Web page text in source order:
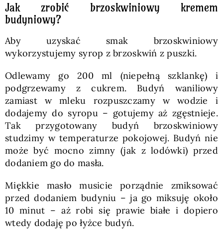
Jak zrobić brzoskwiniowy kremem
budyniowy?
Aby uzyskać smak brzoskwiniowy
wykorzystujemy syrop z brzoskwiń z puszki.
Odlewamy go 200 ml (niepełną szklankę) i
podgrzewamy z cukrem. Budyń waniliowy
zamiast w mleku rozpuszczamy w wodzie i
dodajemy do syropu – gotujemy aż zgęstnieje.
Tak przygotowany budyń brzoskwiniowy
studzimy w temperaturze pokojowej. Budyń nie
może być mocno zimny (jak z lodówki) przed
dodaniem go do masła.
Miękkie masło musicie porządnie zmiksować
przed dodaniem budyniu – ja go miksuję około
10 minut – aż robi się prawie białe i dopiero
wtedy dodaję po łyżce budyń.